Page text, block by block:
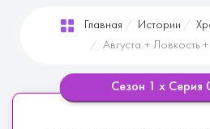
Главная Истории
Августа + Ловкость
Сезон 1 х Серия